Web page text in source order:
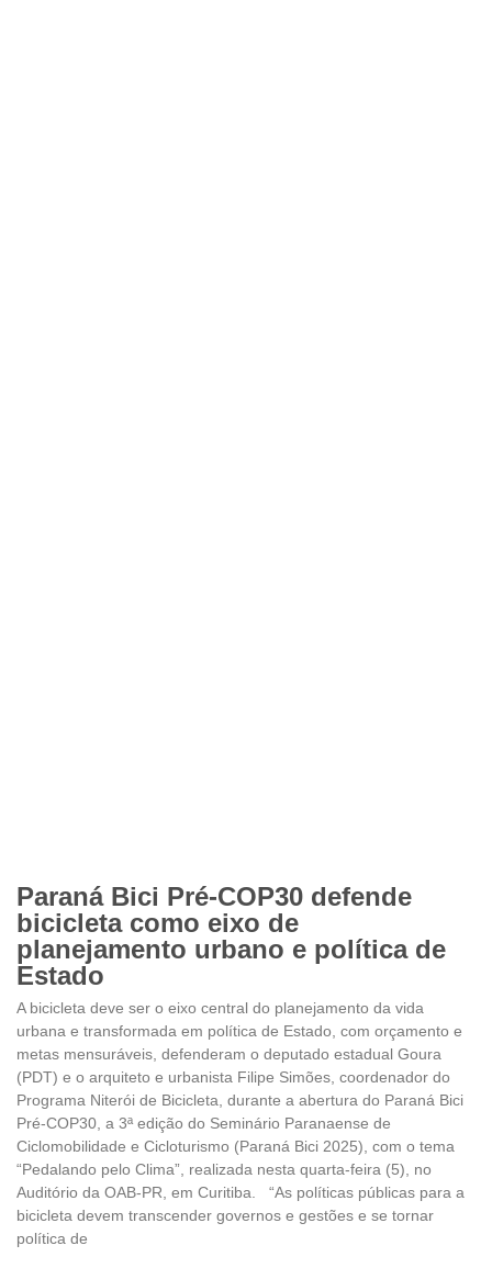
Paraná Bici Pré-COP30 defende
bicicleta como eixo de
planejamento urbano e política de
Estado
A bicicleta deve ser o eixo central do planejamento da vida
urbana e transformada em política de Estado, com orçamento e
metas mensuráveis, defenderam o deputado estadual Goura
(PDT) e o arquiteto e urbanista Filipe Simões, coordenador do
Programa Niterói de Bicicleta, durante a abertura do Paraná Bici
Pré-COP30, a 3ª edição do Seminário Paranaense de
Ciclomobilidade e Cicloturismo (Paraná Bici 2025), com o tema
“Pedalando pelo Clima”, realizada nesta quarta-feira (5), no
Auditório da OAB-PR, em Curitiba. “As políticas públicas para a
bicicleta devem transcender governos e gestões e se tornar
política de